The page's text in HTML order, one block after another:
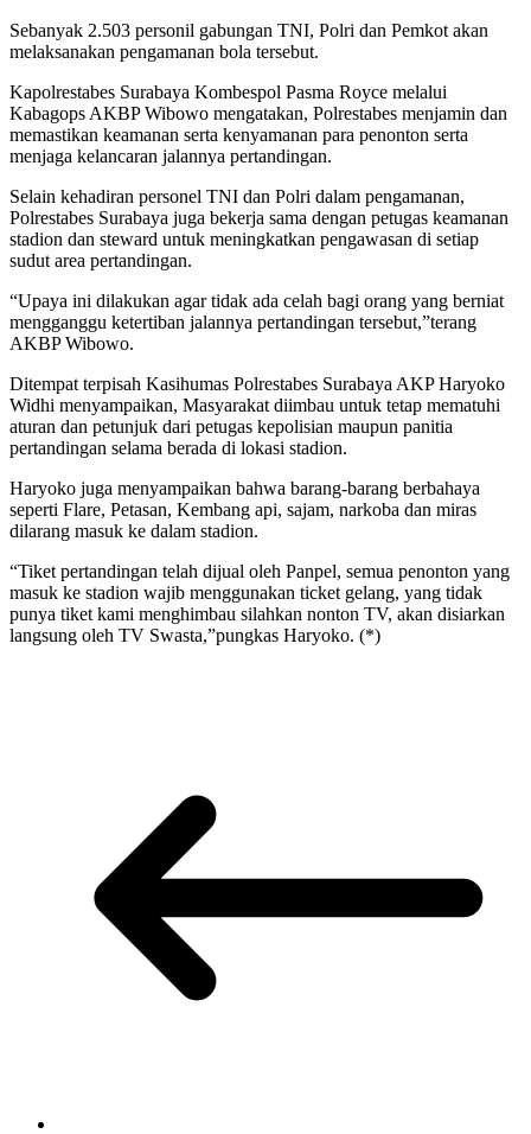
Sebanyak 2.503 personil gabungan TNI, Polri dan Pemkot akan
melaksanakan pengamanan bola tersebut.
Kapolrestabes Surabaya Kombespol Pasma Royce melalui
Kabagops AKBP Wibowo mengatakan, Polrestabes menjamin dan
memastikan keamanan serta kenyamanan para penonton serta
menjaga kelancaran jalannya pertandingan.
Selain kehadiran personel TNI dan Polri dalam pengamanan,
Polrestabes Surabaya juga bekerja sama dengan petugas keamanan
stadion dan steward untuk meningkatkan pengawasan di setiap
sudut area pertandingan.
“Upaya ini dilakukan agar tidak ada celah bagi orang yang berniat
mengganggu ketertiban jalannya pertandingan tersebut,”terang
AKBP Wibowo.
Ditempat terpisah Kasihumas Polrestabes Surabaya AKP Haryoko
Widhi menyampaikan, Masyarakat diimbau untuk tetap mematuhi
aturan dan petunjuk dari petugas kepolisian maupun panitia
pertandingan selama berada di lokasi stadion.
Haryoko juga menyampaikan bahwa barang-barang berbahaya
seperti Flare, Petasan, Kembang api, sajam, narkoba dan miras
dilarang masuk ke dalam stadion.
“Tiket pertandingan telah dijual oleh Panpel, semua penonton yang
masuk ke stadion wajib menggunakan ticket gelang, yang tidak
punya tiket kami menghimbau silahkan nonton TV, akan disiarkan
langsung oleh TV Swasta,”pungkas Haryoko. (*)